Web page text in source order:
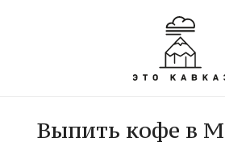
Выпить кофе в